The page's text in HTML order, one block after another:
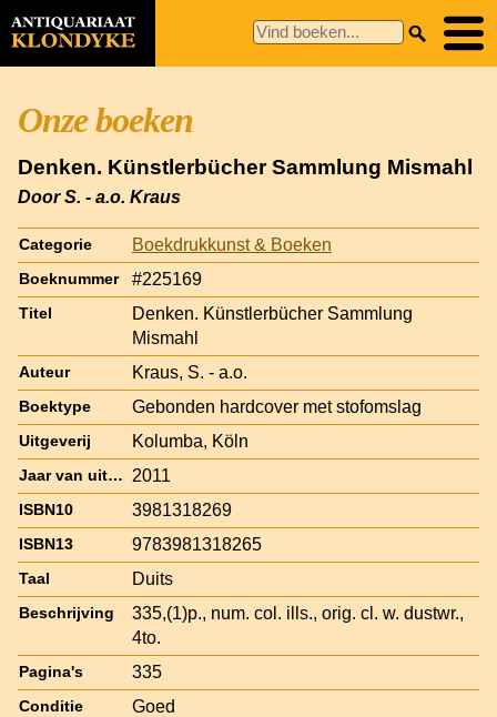
Onze boeken
Denken. Künstlerbücher Sammlung Mismahl
Door S. - a.o. Kraus
Categorie Boekdrukkunst & Boeken
Boeknummer #225169
Titel
Denken. Künstlerbücher Sammlung
Mismahl
Auteur Kraus, S. - a.o.
Boektype Gebonden hardcover met stofomslag
Uitgeverij Kolumba, Köln
Jaar van uitgave 2011
ISBN10 3981318269
ISBN13 9783981318265
Taal Duits
Beschrijving
335,(1)p., num. col. ills., orig. cl. w. dustwr.,
4to.
Pagina's 335
Conditie Goed